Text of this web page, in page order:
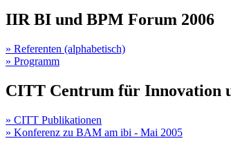
IIR BI und BPM Forum 2006
» Referenten (alphabetisch)
» Programm
CITT Centrum für Innovation
» CITT Publikationen
» Konferenz zu BAM am ibi - Mai 2005